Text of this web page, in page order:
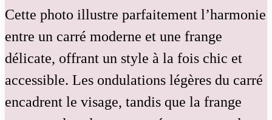
Cette photo illustre parfaitement l’harmonie
entre un carré moderne et une frange
délicate, offrant un style à la fois chic et
accessible. Les ondulations légères du carré
encadrent le visage, tandis que la frange